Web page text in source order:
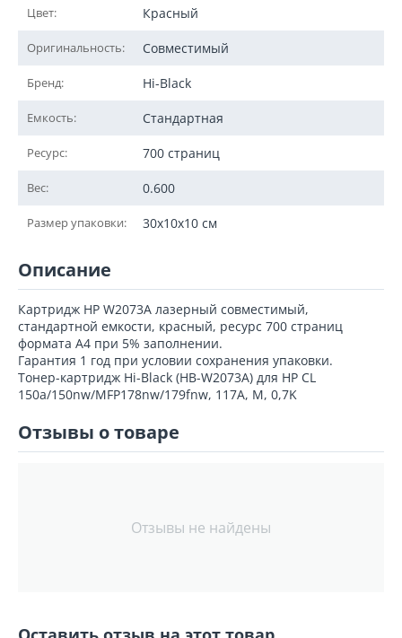
Цвет: Красный
Оригинальность: Совместимый
Бренд: Hi-Black
Емкость: Стандартная
Ресурс: 700 страниц
Вес: 0.600
Размер упаковки: 30x10x10 см
Описание
Картридж HP W2073A лазерный совместимый,
стандартной емкости, красный, ресурс 700 страниц
формата А4 при 5% заполнении.
Гарантия 1 год при условии сохранения упаковки.
Тонер-картридж Hi-Black (HB-W2073A) для HP CL
150a/150nw/MFP178nw/179fnw, 117A, M, 0,7K
Отзывы о товаре
Отзывы не найдены